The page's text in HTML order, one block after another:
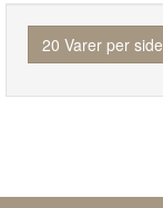
20 Varer per side